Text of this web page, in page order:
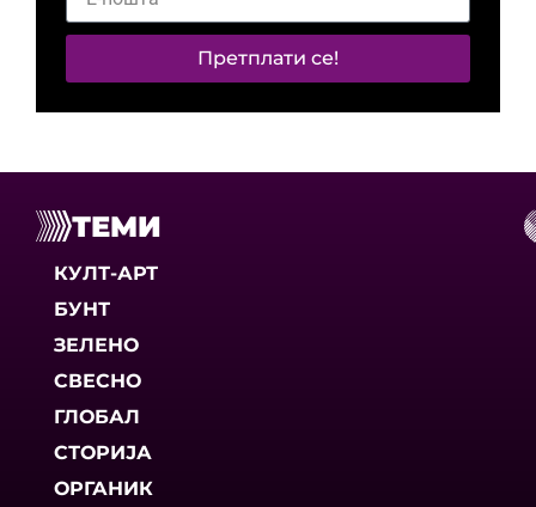
Претплати се!
ТЕМИ
КУЛТ-АРТ
БУНТ
ЗЕЛЕНО
СВЕСНО
ГЛОБАЛ
СТОРИЈА
ОРГАНИК